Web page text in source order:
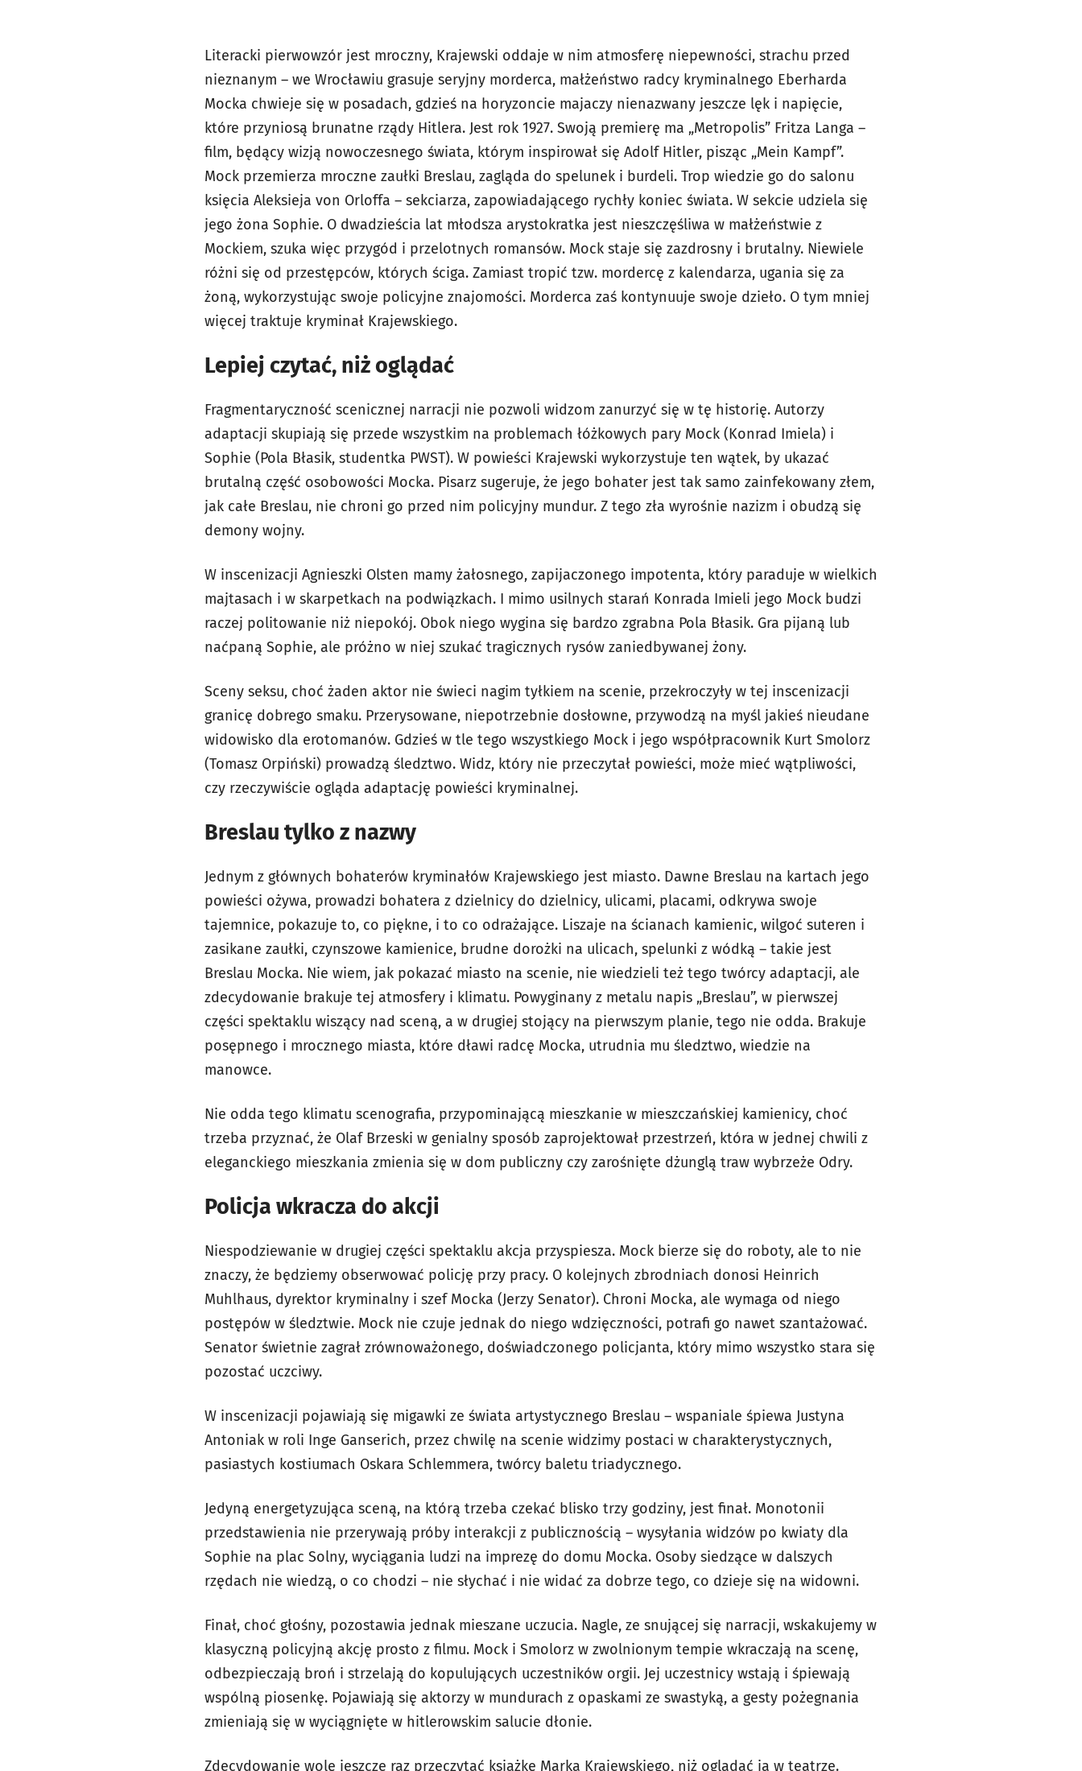
Literacki pierwowzór jest mroczny, Krajewski oddaje w nim atmosferę niepewności, strachu przed
nieznanym – we Wrocławiu grasuje seryjny morderca, małżeństwo radcy kryminalnego Eberharda
Mocka chwieje się w posadach, gdzieś na horyzoncie majaczy nienazwany jeszcze lęk i napięcie,
które przyniosą brunatne rządy Hitlera. Jest rok 1927. Swoją premierę ma „Metropolis” Fritza Langa –
film, będący wizją nowoczesnego świata, którym inspirował się Adolf Hitler, pisząc „Mein Kampf”.
Mock przemierza mroczne zaułki Breslau, zagląda do spelunek i burdeli. Trop wiedzie go do salonu
księcia Aleksieja von Orloffa – sekciarza, zapowiadającego rychły koniec świata. W sekcie udziela się
jego żona Sophie. O dwadzieścia lat młodsza arystokratka jest nieszczęśliwa w małżeństwie z
Mockiem, szuka więc przygód i przelotnych romansów. Mock staje się zazdrosny i brutalny. Niewiele
różni się od przestępców, których ściga. Zamiast tropić tzw. mordercę z kalendarza, ugania się za
żoną, wykorzystując swoje policyjne znajomości. Morderca zaś kontynuuje swoje dzieło. O tym mniej
więcej traktuje kryminał Krajewskiego.
Lepiej czytać, niż oglądać
Fragmentaryczność scenicznej narracji nie pozwoli widzom zanurzyć się w tę historię. Autorzy
adaptacji skupiają się przede wszystkim na problemach łóżkowych pary Mock (Konrad Imiela) i
Sophie (Pola Błasik, studentka PWST). W powieści Krajewski wykorzystuje ten wątek, by ukazać
brutalną część osobowości Mocka. Pisarz sugeruje, że jego bohater jest tak samo zainfekowany złem,
jak całe Breslau, nie chroni go przed nim policyjny mundur. Z tego zła wyrośnie nazizm i obudzą się
demony wojny.
W inscenizacji Agnieszki Olsten mamy żałosnego, zapijaczonego impotenta, który paraduje w wielkich
majtasach i w skarpetkach na podwiązkach. I mimo usilnych starań Konrada Imieli jego Mock budzi
raczej politowanie niż niepokój. Obok niego wygina się bardzo zgrabna Pola Błasik. Gra pijaną lub
naćpaną Sophie, ale próżno w niej szukać tragicznych rysów zaniedbywanej żony.
Sceny seksu, choć żaden aktor nie świeci nagim tyłkiem na scenie, przekroczyły w tej inscenizacji
granicę dobrego smaku. Przerysowane, niepotrzebnie dosłowne, przywodzą na myśl jakieś nieudane
widowisko dla erotomanów. Gdzieś w tle tego wszystkiego Mock i jego współpracownik Kurt Smolorz
(Tomasz Orpiński) prowadzą śledztwo. Widz, który nie przeczytał powieści, może mieć wątpliwości,
czy rzeczywiście ogląda adaptację powieści kryminalnej.
Breslau tylko z nazwy
Jednym z głównych bohaterów kryminałów Krajewskiego jest miasto. Dawne Breslau na kartach jego
powieści ożywa, prowadzi bohatera z dzielnicy do dzielnicy, ulicami, placami, odkrywa swoje
tajemnice, pokazuje to, co piękne, i to co odrażające. Liszaje na ścianach kamienic, wilgoć suteren i
zasikane zaułki, czynszowe kamienice, brudne dorożki na ulicach, spelunki z wódką – takie jest
Breslau Mocka. Nie wiem, jak pokazać miasto na scenie, nie wiedzieli też tego twórcy adaptacji, ale
zdecydowanie brakuje tej atmosfery i klimatu. Powyginany z metalu napis „Breslau”, w pierwszej
części spektaklu wiszący nad sceną, a w drugiej stojący na pierwszym planie, tego nie odda. Brakuje
posępnego i mrocznego miasta, które dławi radcę Mocka, utrudnia mu śledztwo, wiedzie na
manowce.
Nie odda tego klimatu scenografia, przypominającą mieszkanie w mieszczańskiej kamienicy, choć
trzeba przyznać, że Olaf Brzeski w genialny sposób zaprojektował przestrzeń, która w jednej chwili z
eleganckiego mieszkania zmienia się w dom publiczny czy zarośnięte dżunglą traw wybrzeże Odry.
Policja wkracza do akcji
Niespodziewanie w drugiej części spektaklu akcja przyspiesza. Mock bierze się do roboty, ale to nie
znaczy, że będziemy obserwować policję przy pracy. O kolejnych zbrodniach donosi Heinrich
Muhlhaus, dyrektor kryminalny i szef Mocka (Jerzy Senator). Chroni Mocka, ale wymaga od niego
postępów w śledztwie. Mock nie czuje jednak do niego wdzięczności, potrafi go nawet szantażować.
Senator świetnie zagrał zrównoważonego, doświadczonego policjanta, który mimo wszystko stara się
pozostać uczciwy.
W inscenizacji pojawiają się migawki ze świata artystycznego Breslau – wspaniale śpiewa Justyna
Antoniak w roli Inge Ganserich, przez chwilę na scenie widzimy postaci w charakterystycznych,
pasiastych kostiumach Oskara Schlemmera, twórcy baletu triadycznego.
Jedyną energetyzująca sceną, na którą trzeba czekać blisko trzy godziny, jest finał. Monotonii
przedstawienia nie przerywają próby interakcji z publicznością – wysyłania widzów po kwiaty dla
Sophie na plac Solny, wyciągania ludzi na imprezę do domu Mocka. Osoby siedzące w dalszych
rzędach nie wiedzą, o co chodzi – nie słychać i nie widać za dobrze tego, co dzieje się na widowni.
Finał, choć głośny, pozostawia jednak mieszane uczucia. Nagle, ze snującej się narracji, wskakujemy w
klasyczną policyjną akcję prosto z filmu. Mock i Smolorz w zwolnionym tempie wkraczają na scenę,
odbezpieczają broń i strzelają do kopulujących uczestników orgii. Jej uczestnicy wstają i śpiewają
wspólną piosenkę. Pojawiają się aktorzy w mundurach z opaskami ze swastyką, a gesty pożegnania
zmieniają się w wyciągnięte w hitlerowskim salucie dłonie.
Zdecydowanie wolę jeszcze raz przeczytać książkę Marka Krajewskiego, niż oglądać ją w teatrze.